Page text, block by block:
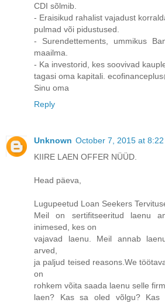
CDI sõlmib.
- Eraisikud rahalist vajadust
pulmad või pidustused.
- Surendettements, ummikus
maailma.
- Ka investorid, kes soovivad
tagasi oma kapitali.
Sinu oma
Reply
Unknown October 7, 2015 at 8:22
KIIRE LAEN OFFER NÜÜD.
Head päeva,
Lugupeetud Loan Seekers
Meil on sertifitseeritud laenu
inimesed, kes on
vajavad laenu. Meil annab
arved,
ja paljud teised reasons.We
on
rohkem võita saada laenu selle
laen? Kas sa oled võlgu? Kas